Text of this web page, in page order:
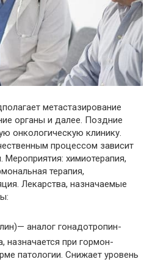
метастазирование
органы и далее. Поздние
онкологическую клинику.
процессом зависит
Мероприятия: химиотерапия,
терапия,
Лекарства, назначаемые
аналог гонадотропин-
назначается при гормон-
патологии. Снижает уровень